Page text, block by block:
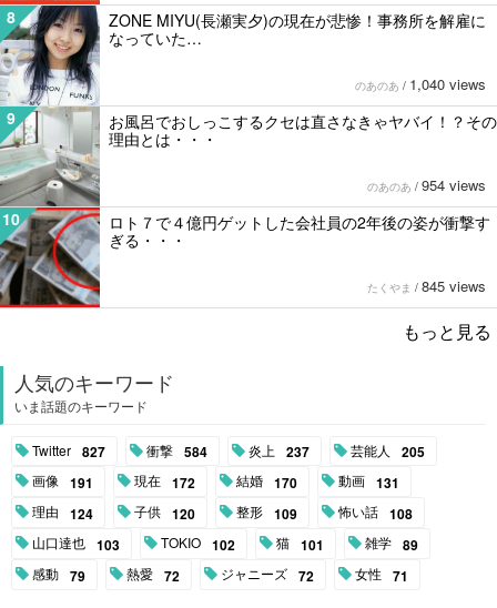
8
ZONE MIYU(長瀬実夕)の現在が悲惨！事務所を解雇に
なっていた…
のあのあ / 1,040 views
9
お風呂でおしっこするクセは直さなきゃヤバイ！？その
理由とは・・・
のあのあ / 954 views
10
ロト７で４億円ゲットした会社員の2年後の姿が衝撃す
ぎる・・・
たくやま / 845 views
もっと見る
人気のキーワード
いま話題のキーワード
Twitter 827 衝撃 584 炎上 237 芸能人 205
画像 191 現在 172 結婚 170 動画 131
理由 124 子供 120 整形 109 怖い話 108
山口達也 103 TOKIO 102 猫 101 雑学 89
感動 79 熱愛 72 ジャニーズ 72 女性 71